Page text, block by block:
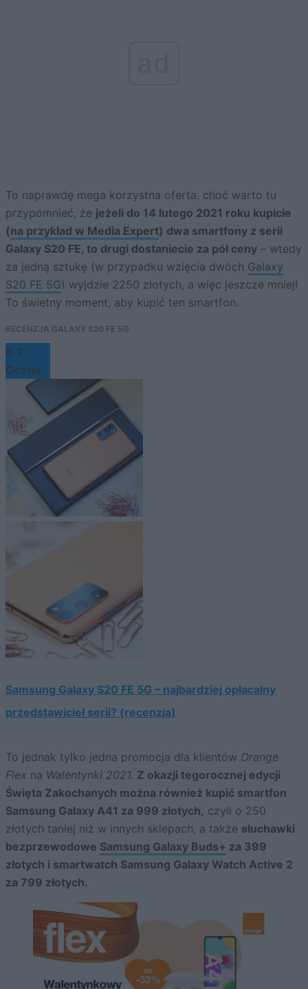
To naprawdę mega korzystna oferta, choć warto tu
przypomnieć, że jeżeli do 14 lutego 2021 roku kupicie
(na przykład w Media Expert) dwa smartfony z serii
Galaxy S20 FE, to drugi dostaniecie za pół ceny – wtedy
za jedną sztukę (w przypadku wzięcia dwóch Galaxy
S20 FE 5G) wyjdzie 2250 złotych, a więc jeszcze mniej!
To świetny moment, aby kupić ten smartfon.
RECENZJA GALAXY S20 FE 5G
8.7
Ocena
Samsung Galaxy S20 FE 5G – najbardziej opłacalny
przedstawiciel serii? (recenzja)
To jednak tylko jedna promocja dla klientów Orange
Flex na Walentynki 2021. Z okazji tegorocznej edycji
Święta Zakochanych można również kupić smartfon
Samsung Galaxy A41 za 999 złotych, czyli o 250
złotych taniej niż w innych sklepach, a także słuchawki
bezprzewodowe Samsung Galaxy Buds+ za 399
złotych i smartwatch Samsung Galaxy Watch Active 2
za 799 złotych.